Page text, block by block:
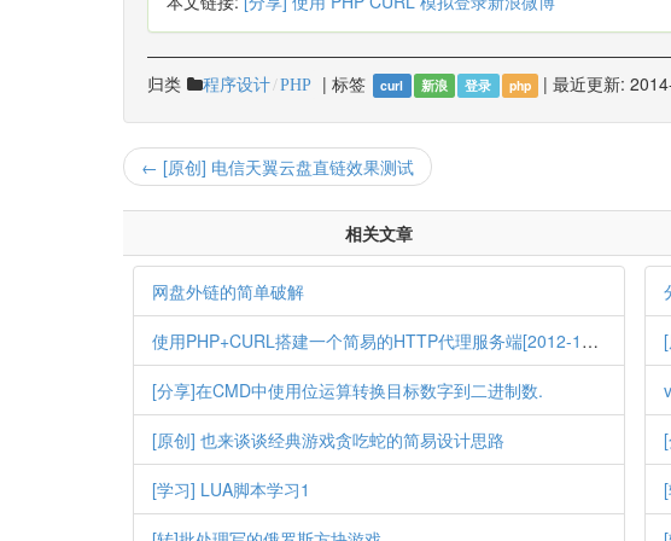
归类 程序设计 PHP | 标签 curl 新浪 登录 php |最近更新:
← [原创] 电信天翼云盘直链效果测试
相关文章
网盘外链的简单破解
使用PHP+CURL搭建一个简易的HTTP代理服务端[2012-12-17]
[分享]在CMD中使用位运算转换目标数字到二进制数.
[原创] 也来谈谈经典游戏贪吃蛇的简易设计思路
[学习] LUA脚本学习1